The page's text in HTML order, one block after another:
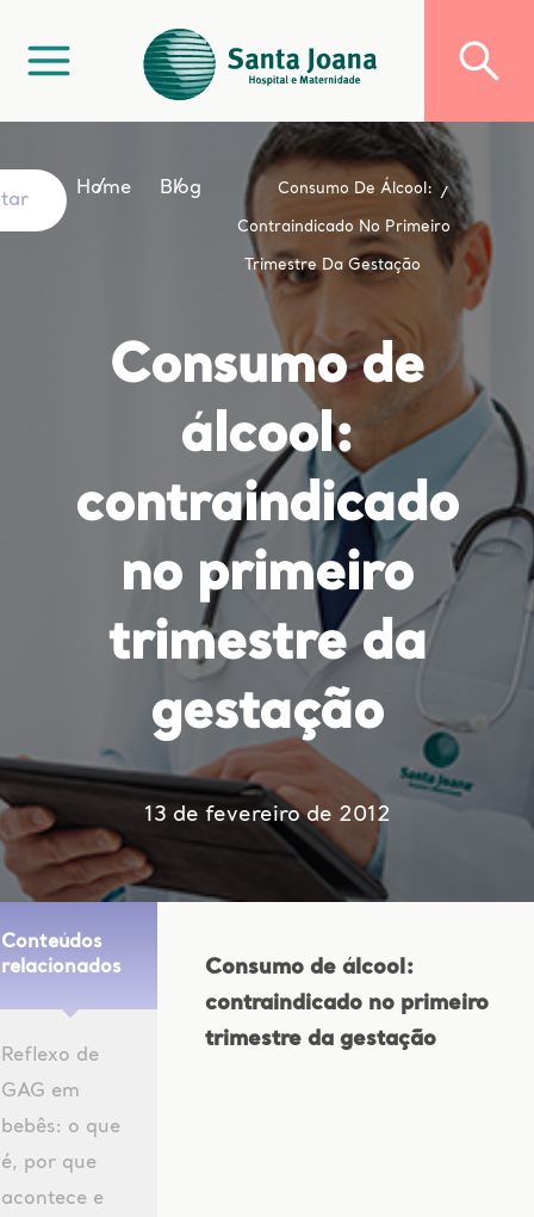
Home Blog Consumo De Álcool:
Contraindicado No Primeiro
Trimestre Da Gestação
Consumo de
álcool:
contraindicado
no primeiro
trimestre da
gestação
13 de fevereiro de 2012
Conteúdos
relacionados
Reflexo de
GAG em
bebês: o que
é, por que
acontece e
Consumo de álcool:
contraindicado no primeiro
trimestre da gestação